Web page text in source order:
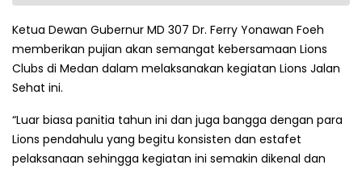
Ketua Dewan Gubernur MD 307 Dr. Ferry Yonawan Foeh
memberikan pujian akan semangat kebersamaan Lions
Clubs di Medan dalam melaksanakan kegiatan Lions Jalan
Sehat ini.
“Luar biasa panitia tahun ini dan juga bangga dengan para
Lions pendahulu yang begitu konsisten dan estafet
pelaksanaan sehingga kegiatan ini semakin dikenal dan